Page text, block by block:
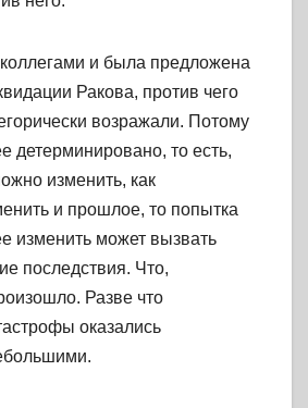
и была предложена
Ракова, против чего
возражали. Потому
детерминировано, то есть,
изменить, как
и прошлое, то попытка
изменить может вызвать
последствия. Что,
Разве что
оказались